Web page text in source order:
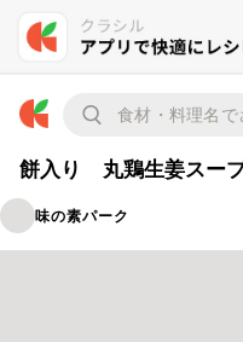
餅入り 丸鶏生姜スー
味の素パーク